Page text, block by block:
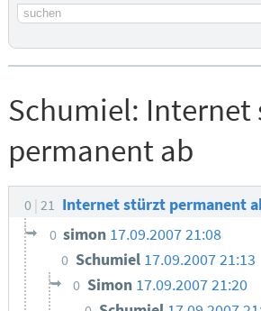
Suchbegriff
Schumiel: Internet
permanent ab
0 21 Internet stürzt permanent
0 simon 17.09.2007 21:08
0 Schumiel 17.09.2007 21:13
0 Simon 17.09.2007 21:20